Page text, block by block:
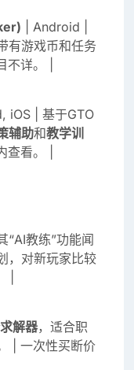
| Android |
有游戏币和任务
详。 |
iOS | 基于GTO
辅助和教学训
看。 |
“AI教练”功能闻
，对新玩家比较
|
解器，适合职
| 一次性买断价